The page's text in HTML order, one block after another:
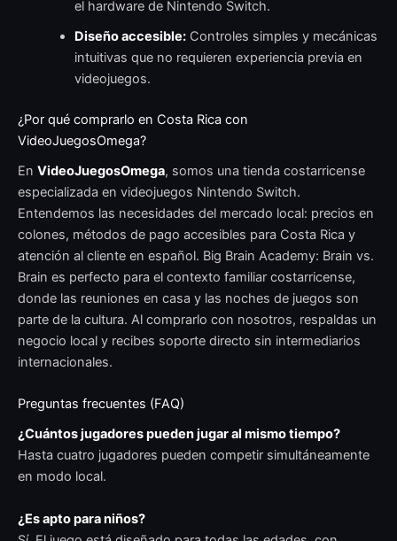
el hardware de Nintendo Switch.
Diseño accesible:Controles simples y mecánicas
intuitivas que no requieren experiencia previa en
videojuegos.
¿Por qué comprarlo en Costa Rica con
VideoJuegosOmega?
En VideoJuegosOmega, somos una tienda costarricense
especializada en videojuegos Nintendo Switch.
Entendemos las necesidades del mercado local: precios en
colones, métodos de pago accesibles para Costa Rica y
atención al cliente en español. Big Brain Academy: Brain vs.
Brain es perfecto para el contexto familiar costarricense,
donde las reuniones en casa y las noches de juegos son
parte de la cultura. Al comprarlo con nosotros, respaldas un
negocio local y recibes soporte directo sin intermediarios
internacionales.
Preguntas frecuentes (FAQ)
¿Cuántos jugadores pueden jugar al mismo tiempo?
Hasta cuatro jugadores pueden competir simultáneamente
en modo local.
¿Es apto para niños?